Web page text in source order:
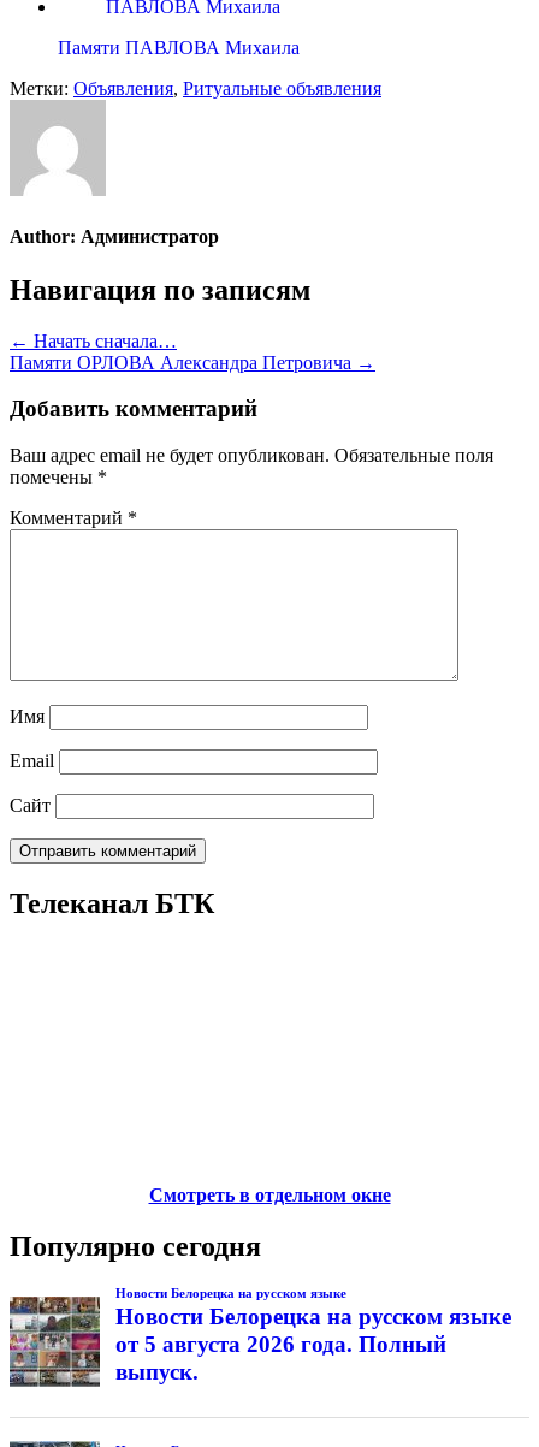
Памяти ПАВЛОВА Михаила
Метки: Объявления, Ритуальные объявления
Author: Администратор
Навигация по записям
← Начать сначала…
Памяти ОРЛОВА Александра Петровича →
Добавить комментарий
Ваш адрес email не будет опубликован. Обязательные поля
помечены *
Комментарий *
Имя
Email
Сайт
Телеканал БТК
Смотреть в отдельном окне
Популярно сегодня
Новости Белорецка на русском языке
Новости Белорецка на русском языке
от 5 августа 2026 года. Полный
выпуск.